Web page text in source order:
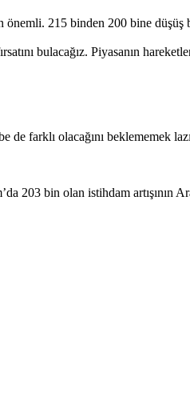
215 binden 200 bine
bulacağız. Piyasanın
de farklı olacağını beklememek
203 bin olan istihdam artışının